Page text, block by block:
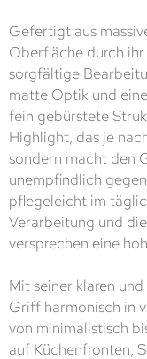
Gefertigt aus
Oberfläche durch
sorgfältige
matte Optik und
fein gebürstete
Highlight, das je
sondern macht den
unempfindlich
pflegeleicht im
Verarbeitung und
versprechen eine
Mit seiner klaren
Griff harmonisch in
von minimalistisch
auf Küchenfronten,